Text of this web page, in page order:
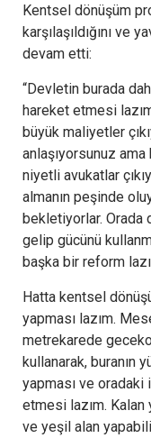
Kentsel dönüşüm
karşılaşıldığını ve
devam etti:
“Devletin burada
hareket etmesi
büyük maliyetler
anlaşıyorsunuz
niyetli avukatlar
almanın peşinde
bekletiyorlar. Orada
gelip gücünü
başka bir reform
Hatta kentsel
yapması lazım.
metrekarede
kullanarak, buranın
yapması ve oradaki
etmesi lazım. Kalan
ve yeşil alan